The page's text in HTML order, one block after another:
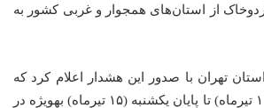
از استان‌های همجوار و غربی کشور به
تهران با صدور این هشدار اعلام کرد که
این شرایط از امروز (۱۱ تیرماه) تا پایان یکشنبه (۱۵ تیرماه) بهویژه در